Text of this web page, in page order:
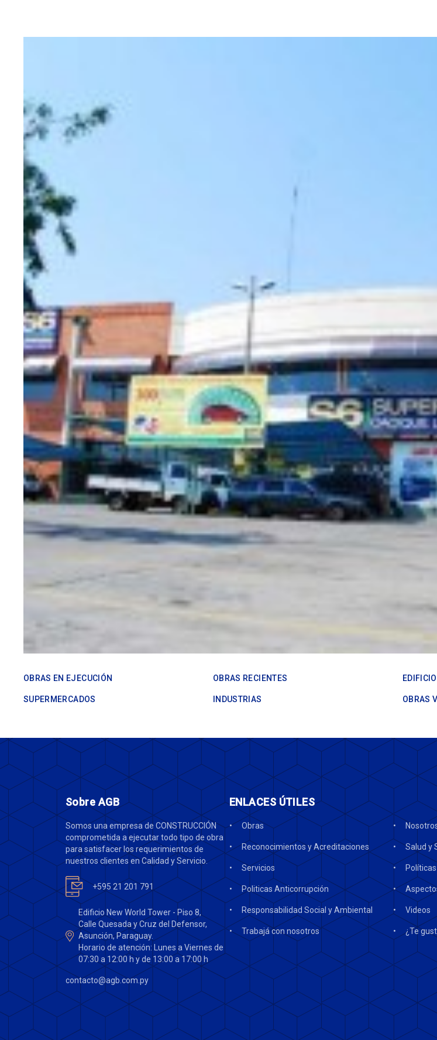
OBRAS EN EJECUCIÓN OBRAS RECIENTES
SUPERMERCADOS INDUSTRIAS OBRAS
Sobre AGB
Somos una empresa de CONSTRUCCIÓN
comprometida a ejecutar todo tipo de obra
para satisfacer los requerimientos de
nuestros clientes en Calidad y Servicio.
+595 21 201 791
Edificio New World Tower - Piso 8,
Calle Quesada y Cruz del Defensor,
Asunción, Paraguay.
Horario de atención: Lunes a Viernes de
07:30 a 12:00 h y de 13:00 a 17:00 h
contacto@agb.com.py
ENLACES ÚTILES
Obras
Reconocimientos y Acreditaciones Salud y
Servicios
Politicas Anticorrupción
Responsabilidad Social y Ambiental Videos
Trabajá con nosotros ¿Te